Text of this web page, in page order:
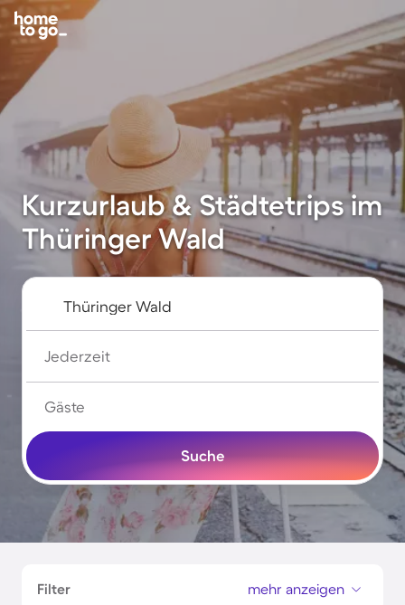
Kurzurlaub & Städtetrips im
Thüringer Wald
Jederzeit
Gäste
Suche
Filter mehr anzeigen